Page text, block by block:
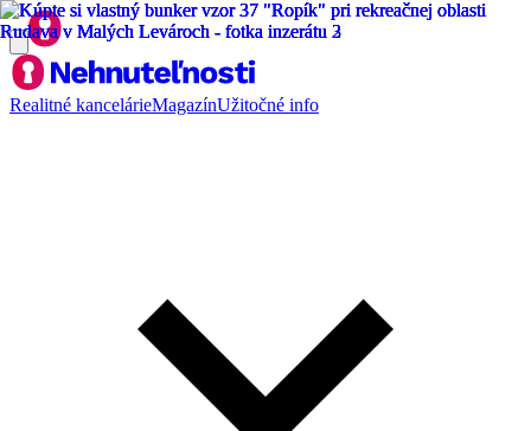
Realitné kancelárieMagazínUžitočné info